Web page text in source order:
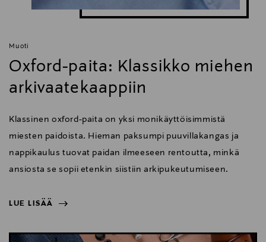
Muoti
Oxford-paita: Klassikko miehen
arkivaatekaappiin
Klassinen oxford-paita on yksi monikäyttöisimmistä
miesten paidoista. Hieman paksumpi puuvillakangas ja
nappikaulus tuovat paidan ilmeeseen rentoutta, minkä
ansiosta se sopii etenkin siistiin arkipukeutumiseen.
LUE LISÄÄ
LUE LISÄÄ